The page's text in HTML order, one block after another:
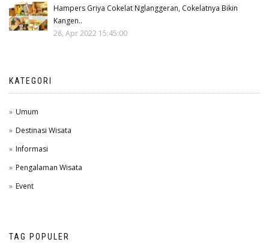
Hampers Griya Cokelat Nglanggeran, Cokelatnya Bikin
Kangen..
28, Apr 2022 15:45:00
KATEGORI
Umum
Destinasi Wisata
Informasi
Pengalaman Wisata
Event
TAG POPULER